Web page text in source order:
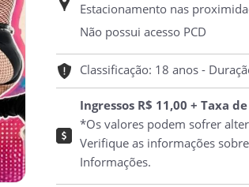
Estacionamento nas
Não possui acesso PCD
Classificação: 18 anos -
Ingressos R$ 11,00 + Taxa
*Os valores podem sofrer
Verifique as informações
Informações.